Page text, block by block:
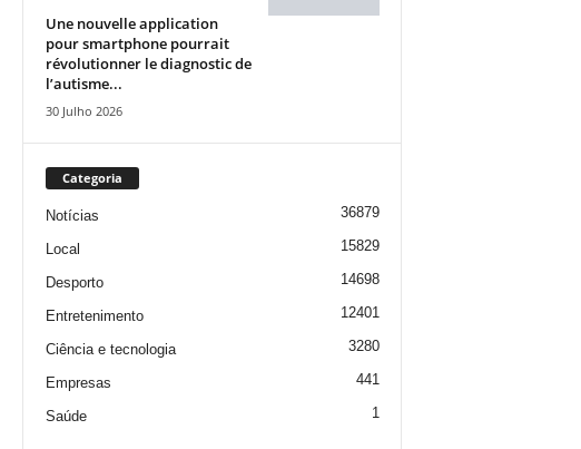
Une nouvelle application
pour smartphone pourrait
révolutionner le diagnostic de
l’autisme...
30 Julho 2026
Categoria
Notícias 36879
Local 15829
Desporto 14698
Entretenimento 12401
Ciência e tecnologia 3280
Empresas 441
Saúde 1